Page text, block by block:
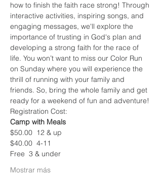
how to finish the faith race strong! Through
interactive activities, inspiring songs, and
engaging messages, we'll explore the
importance of trusting in God's plan and
developing a strong faith for the race of
life. You won’t want to miss our Color Run
on Sunday where you will experience the
thrill of running with your family and
friends. So, bring the whole family and get
ready for a weekend of fun and adventure!
Registration Cost:
Camp with Meals
$50.00  12 & up
$40.00  4-11
Free  3 & under
Mostrar más